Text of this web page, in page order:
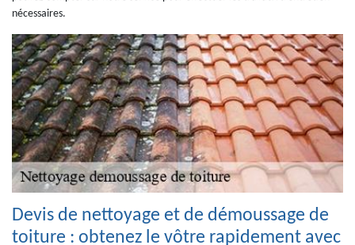
nécessaires.
Devis de nettoyage et de démoussage de
toiture : obtenez le vôtre rapidement avec